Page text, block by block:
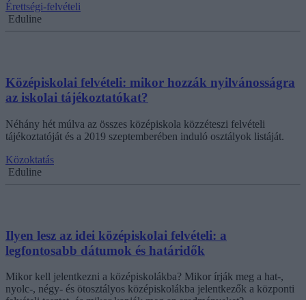
Érettségi-felvételi
Eduline
Középiskolai felvételi: mikor hozzák nyilvánosságra
az iskolai tájékoztatókat?
Néhány hét múlva az összes középiskola közzéteszi felvételi
tájékoztatóját és a 2019 szeptemberében induló osztályok listáját.
Közoktatás
Eduline
Ilyen lesz az idei középiskolai felvételi: a
legfontosabb dátumok és határidők
Mikor kell jelentkezni a középiskolákba? Mikor írják meg a hat-,
nyolc-, négy- és ötosztályos középiskolákba jelentkezők a központi